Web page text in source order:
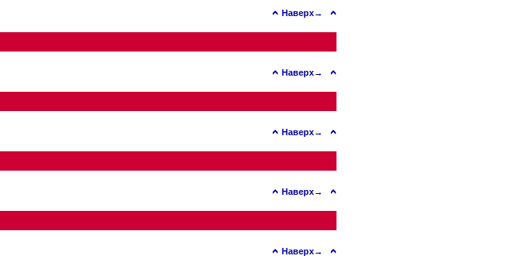
Наверх→
Наверх→
Наверх→
Наверх→
Наверх→